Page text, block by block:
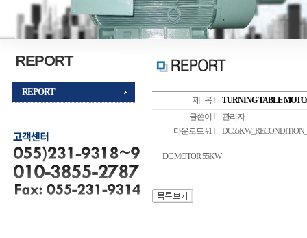
REPORT
REPORT
제 목
TURNING TABLE
글쓴이
관리자
다운로드 #1
DC MOTOR 55KW